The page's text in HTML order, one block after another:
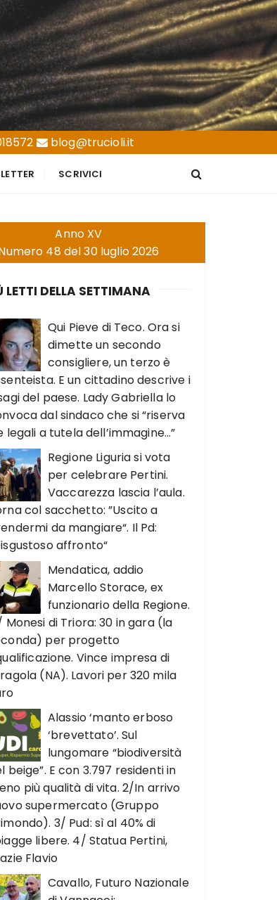
blog@trucioli.it
SCRIVICI
Anno XV
48 del 30 luglio 2026
LETTI DELLA SETTIMANA
Qui Pieve di Teco. Ora si
dimette un secondo
consigliere, un terzo è
E un cittadino descrive i
del paese. Lady Gabriella lo
dal sindaco che si “riserva
legali a tutela dell’immagine…”
Regione Liguria si vota
per celebrare Pertini.
Vaccarezza lascia l’aula.
col sacchetto: ”Uscito a
da mangiare“. Il Pd:
affronto“
Mendatica, addio
Marcello Storace, ex
funzionario della Regione.
Monesi di Triora: 30 in gara (la
per progetto
Vince impresa di
(NA). Lavori per 320 mila
Alassio ‘manto erboso
‘brevettato’. Sul
lungomare “biodiversità
beige”. E con 3.797 residenti in
più qualità di vita. 2/In arrivo
supermercato (Gruppo
3/ Pud: sì al 40% di
libere. 4/ Statua Pertini,
Flavio
Cavallo, Futuro Nazionale